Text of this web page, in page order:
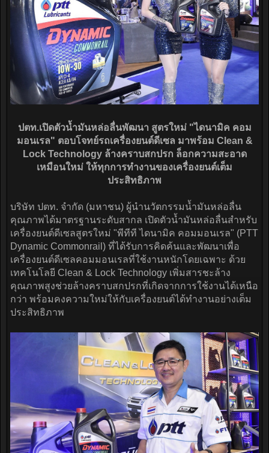
ปตท.เปิดตัวน้ำมันหล่อลื่นพัฒนา สูตรใหม่ "ไดนามิค คอม
มอนเรล" ตอบโจทย์รถเครื่องยนต์ดีเซล มาพร้อม Clean &
Lock Technology ล้างคราบสกปรก ล็อกความสะอาด
เหมือนใหม่ ให้ทุกการทำงานของเครื่องยนต์เต็ม
ประสิทธิภาพ
บริษัท ปตท. จำกัด (มหาชน) ผู้นำนวัตกรรมน้ำมันหล่อลื่น
คุณภาพได้มาตรฐานระดับสากล เปิดตัวน้ำมันหล่อลื่นสำหรับ
เครื่องยนต์ดีเซลสูตรใหม่ "พีทีที ไดนามิค คอมมอนเรล" (PTT
Dynamic Commonrail) ที่ได้รับการคิดค้นและพัฒนาเพื่อ
เครื่องยนต์ดีเซลคอมมอนเรลที่ใช้งานหนักโดยเฉพาะ ด้วย
เทคโนโลยี Clean & Lock Technology เพิ่มสารชะล้าง
คุณภาพสูงช่วยล้างคราบสกปรกที่เกิดจากการใช้งานได้เหนือ
กว่า พร้อมคงความใหม่ให้กับเครื่องยนต์ได้ทำงานอย่างเต็ม
ประสิทธิภาพ